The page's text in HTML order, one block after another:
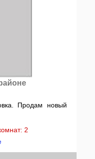
Продам новый
2